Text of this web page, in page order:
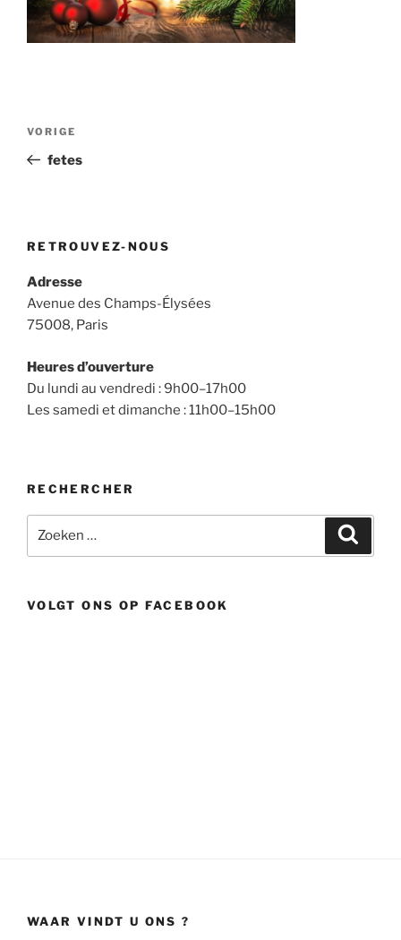
Vorig
bericht
VORIGE
fetes
RETROUVEZ-NOUS
Adresse
Avenue des Champs-Élysées
75008, Paris
Heures d’ouverture
Du lundi au vendredi : 9h00–17h00
Les samedi et dimanche : 11h00–15h00
RECHERCHER
naar:
VOLGT ONS OP FACEBOOK
WAAR VINDT U ONS ?